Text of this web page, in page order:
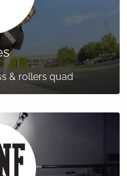
& rollers quad